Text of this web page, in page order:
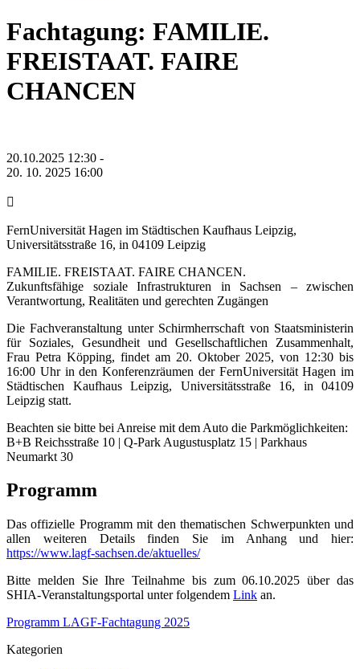
Fachtagung: FAMILIE.
FREISTAAT. FAIRE
CHANCEN
20.10.2025 12:30 -
20. 10. 2025 16:00
FernUniversität Hagen im Städtischen Kaufhaus Leipzig,
Universitätsstraße 16, in 04109 Leipzig
FAMILIE. FREISTAAT. FAIRE CHANCEN.
Zukunftsfähige soziale Infrastrukturen in Sachsen – zwischen
Verantwortung, Realitäten und gerechten Zugängen
Die Fachveranstaltung unter Schirmherrschaft von Staatsministerin
für Soziales, Gesundheit und Gesellschaftlichen Zusammenhalt,
Frau Petra Köpping, findet am 20. Oktober 2025, von 12:30 bis
16:00 Uhr in den Konferenzräumen der FernUniversität Hagen im
Städtischen Kaufhaus Leipzig, Universitätsstraße 16, in 04109
Leipzig statt.
Beachten sie bitte bei Anreise mit dem Auto die Parkmöglichkeiten:
B+B Reichsstraße 10 | Q-Park Augustusplatz 15 | Parkhaus
Neumarkt 30
Programm
Das offizielle Programm mit den thematischen Schwerpunkten und
allen weiteren Details finden Sie im Anhang und hier:
https://www.lagf-sachsen.de/aktuelles/
Bitte melden Sie Ihre Teilnahme bis zum 06.10.2025 über das
SHIA-Veranstaltungsportal unter folgendem Link an.
Programm LAGF-Fachtagung 2025
Kategorien